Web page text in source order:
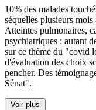
10% des malades
séquelles plusieurs
Atteintes pulmonaires,
psychiatriques : autant
sur ce thème du "covid
d'évaluation des choix
pencher. Des
Sénat".
Voir plus